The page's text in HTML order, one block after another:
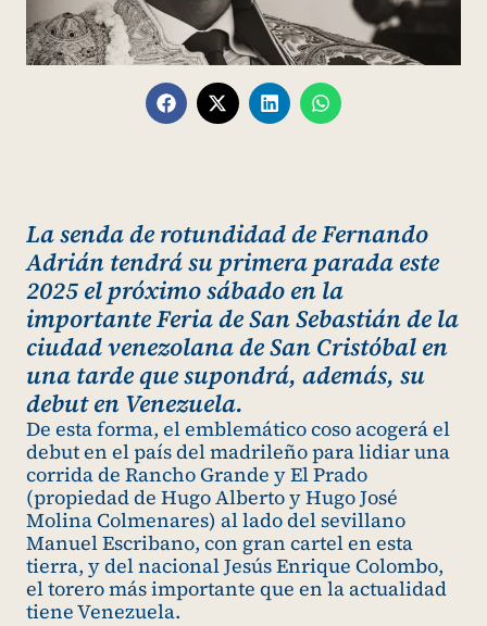
La senda de rotundidad de Fernando
Adrián tendrá su primera parada este
2025 el próximo sábado en la
importante Feria de San Sebastián de la
ciudad venezolana de San Cristóbal en
una tarde que supondrá, además, su
debut en Venezuela.
De esta forma, el emblemático coso acogerá el
debut en el país del madrileño para lidiar una
corrida de Rancho Grande y El Prado
(propiedad de Hugo Alberto y Hugo José
Molina Colmenares) al lado del sevillano
Manuel Escribano, con gran cartel en esta
tierra, y del nacional Jesús Enrique Colombo,
el torero más importante que en la actualidad
tiene Venezuela.